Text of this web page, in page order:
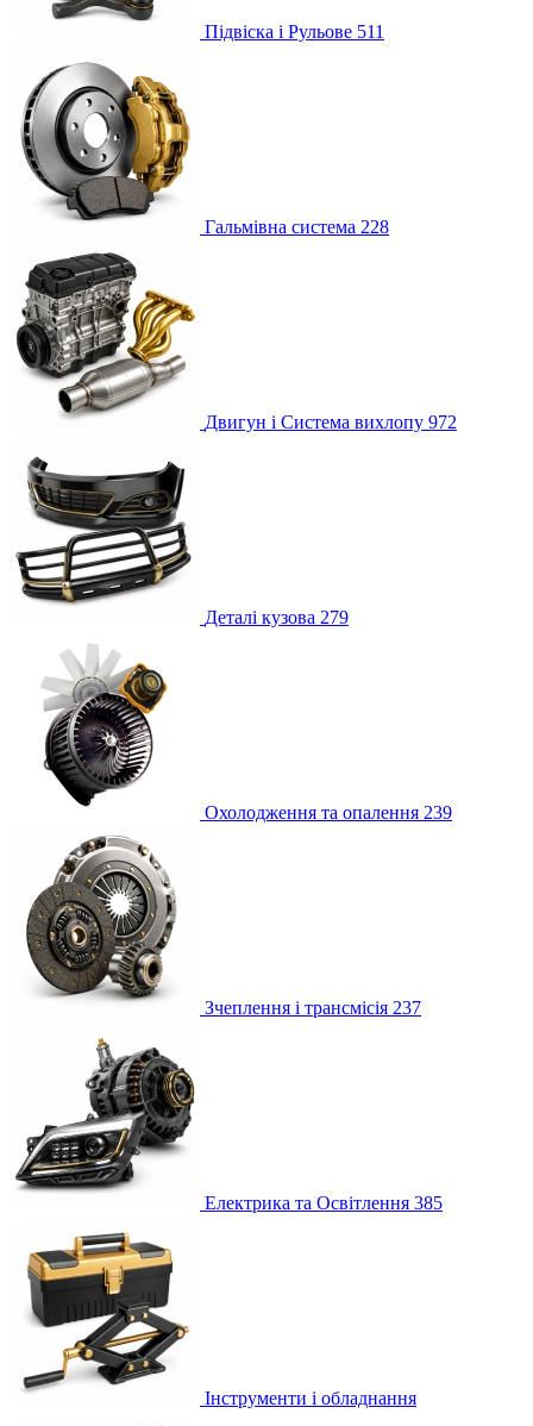
Підвіска і Рульове 511
Гальмівна система 228
Двигун і Система вихлопу 972
Деталі кузова 279
Охолодження та опалення 239
Зчеплення і трансмісія 237
Електрика та Освітлення 385
Інструменти і обладнання